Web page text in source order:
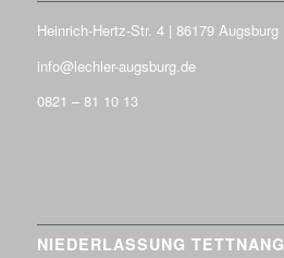
Heinrich-Hertz-Str. 4 | 86179 Augsburg
info@lechler-augsburg.de
0821 – 81 10 13
NIEDERLASSUNG TETTNANG